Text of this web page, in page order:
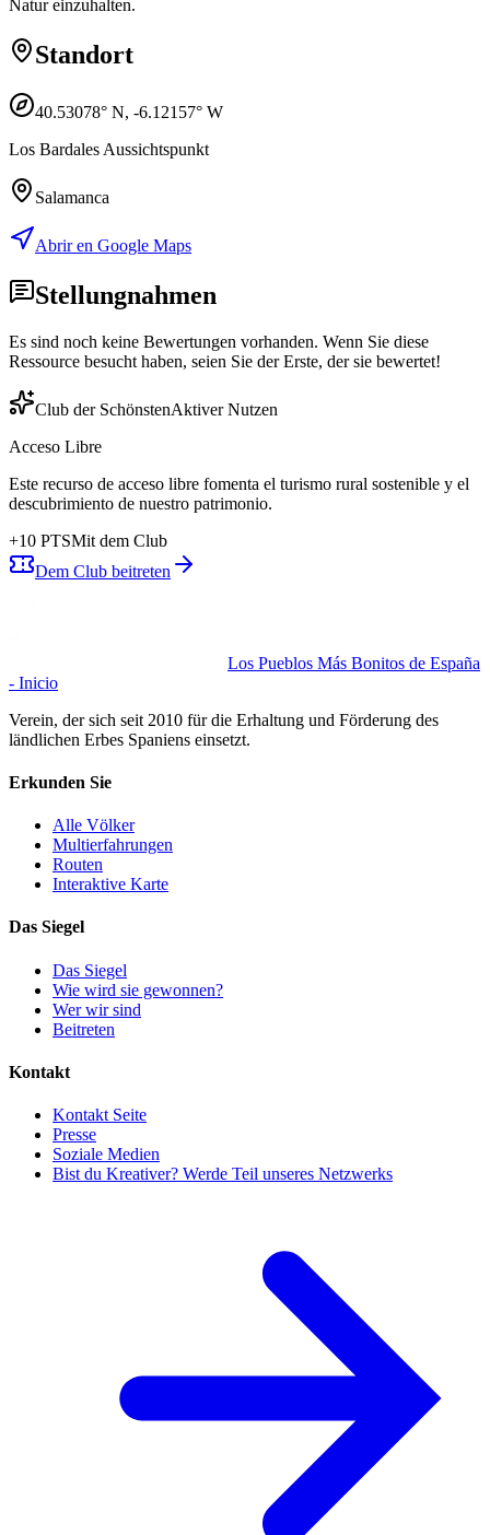
Natur einzuhalten.
Standort
40.53078° N, -6.12157° W
Los Bardales Aussichtspunkt
Salamanca
Abrir en Google Maps
Stellungnahmen
Es sind noch keine Bewertungen vorhanden. Wenn Sie diese
Ressource besucht haben, seien Sie der Erste, der sie bewertet!
Club der SchönstenAktiver Nutzen
Acceso Libre
Este recurso de acceso libre fomenta el turismo rural sostenible y el
descubrimiento de nuestro patrimonio.
+10 PTSMit dem Club
Dem Club beitreten
Los Pueblos Más Bonitos de España
- Inicio
Verein, der sich seit 2010 für die Erhaltung und Förderung des
ländlichen Erbes Spaniens einsetzt.
Erkunden Sie
Alle Völker
Multierfahrungen
Routen
Interaktive Karte
Das Siegel
Das Siegel
Wie wird sie gewonnen?
Wer wir sind
Beitreten
Kontakt
Kontakt Seite
Presse
Soziale Medien
Bist du Kreativer? Werde Teil unseres Netzwerks